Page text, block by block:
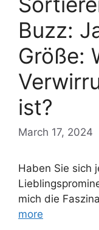
Buzz:
Größe:
ist?
March 17, 2024
Haben Sie sich
mich die
more